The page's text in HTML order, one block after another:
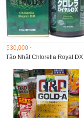
530,000 ₫
Tảo Nhật Chlorella Royal DX